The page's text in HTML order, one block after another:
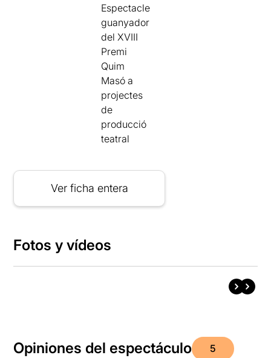
Espectacle
guanyador
del XVIII
Premi
Quim
Masó a
projectes
de
producció
teatral
Ver ficha entera
Fotos y vídeos
Opiniones del espectáculo 5